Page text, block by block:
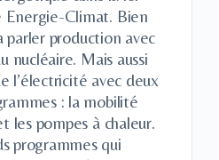
Energie-Climat. Bien
parler production avec
nucléaire. Mais aussi
l’électricité avec deux
: la mobilité
les pompes à chaleur.
programmes qui